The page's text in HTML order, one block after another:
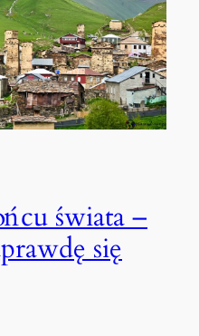
świata –
się